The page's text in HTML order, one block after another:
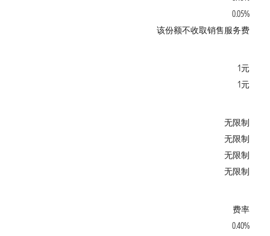
0.05%
该份额不收取销售服务费
1元
1元
无限制
无限制
无限制
无限制
费率
0.40%